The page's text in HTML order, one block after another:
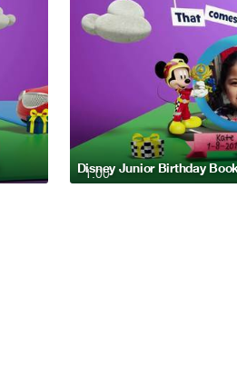
1:00
Disney Junior Birthday